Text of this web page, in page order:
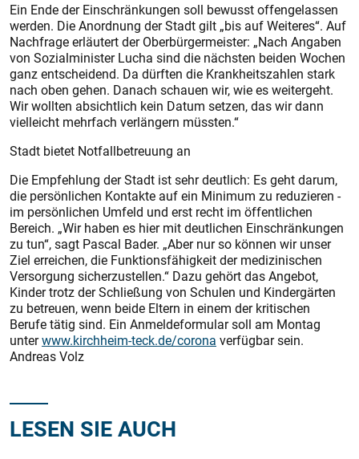
Ein Ende der Einschränkungen soll bewusst offengelassen
werden. Die Anordnung der Stadt gilt „bis auf Weiteres“. Auf
Nachfrage erläutert der Oberbürgermeister: „Nach Angaben
von Sozialminister Lucha sind die nächsten beiden Wochen
ganz entscheidend. Da dürften die Krankheitszahlen stark
nach oben gehen. Danach schauen wir, wie es weitergeht.
Wir wollten absichtlich kein Datum setzen, das wir dann
vielleicht mehrfach verlängern müssten.“
Stadt bietet Notfallbetreuung an
Die Empfehlung der Stadt ist sehr deutlich: Es geht darum,
die persönlichen Kontakte auf ein Minimum zu reduzieren -
im persönlichen Umfeld und erst recht im öffentlichen
Bereich. „Wir haben es hier mit deutlichen Einschränkungen
zu tun“, sagt Pascal Bader. „Aber nur so können wir unser
Ziel erreichen, die Funktionsfähigkeit der medizinischen
Versorgung sicherzustellen.“ Dazu gehört das Angebot,
Kinder trotz der Schließung von Schulen und Kindergärten
zu betreuen, wenn beide Eltern in einem der kritischen
Berufe tätig sind. Ein Anmeldeformular soll am Montag
unterwww.kirchheim-teck.de/corona verfügbar sein.
Andreas Volz
LESEN SIE AUCH